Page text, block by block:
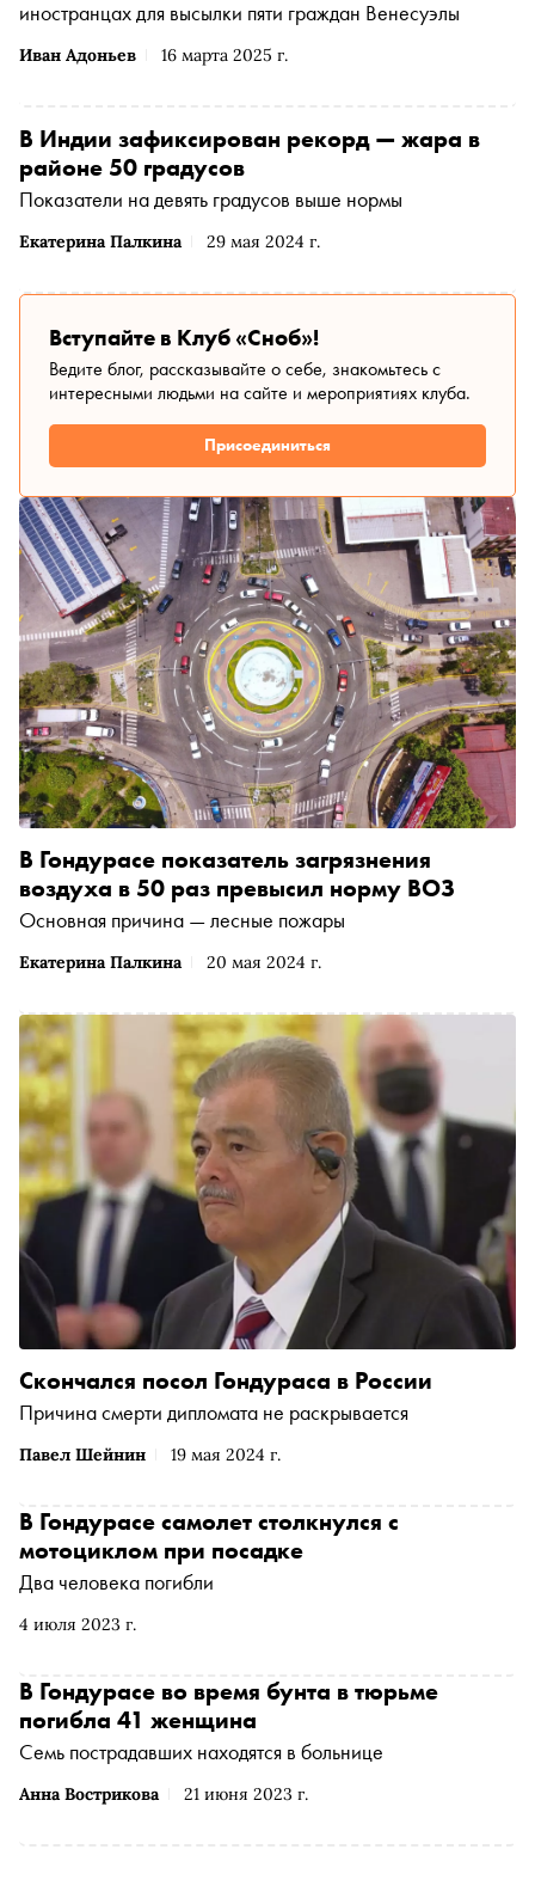
Иван Адоньев 16 марта 2025 г.
иностранцах для высылки пяти граждан Венесуэлы
Екатерина Палкина 29 мая 2024 г.
В Индии зафиксирован рекорд — жара в
районе 50 градусов
Показатели на девять градусов выше нормы
Вступайте в Клуб «Сноб»!
Ведите блог, рассказывайте о себе, знакомьтесь с
интересными людьми на сайте и мероприятиях клуба.
Присоединиться
Екатерина Палкина 20 мая 2024 г.
В Гондурасе показатель загрязнения
воздуха в 50 раз превысил норму ВОЗ
Основная причина — лесные пожары
Павел Шейнин 19 мая 2024 г.
Скончался посол Гондураса в России
Причина смерти дипломата не раскрывается
4 июля 2023 г.
В Гондурасе самолет столкнулся с
мотоциклом при посадке
Два человека погибли
Анна Вострикова 21 июня 2023 г.
В Гондурасе во время бунта в тюрьме
погибла 41 женщина
Семь пострадавших находятся в больнице